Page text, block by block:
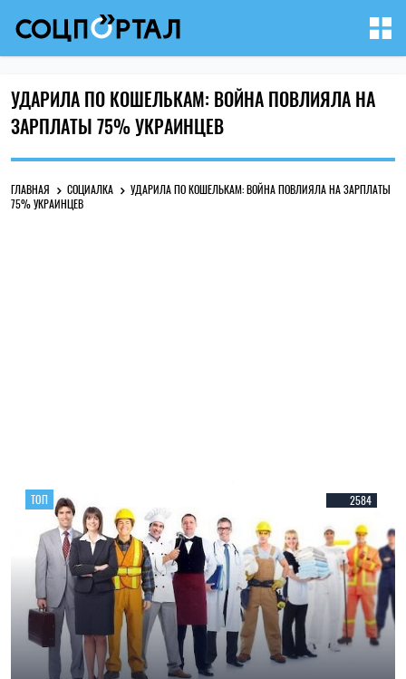
УДАРИЛА ПО КОШЕЛЬКАМ: ВОЙНА ПОВЛИЯЛА НА
ЗАРПЛАТЫ 75% УКРАИНЦЕВ
ГЛАВНАЯ СОЦИАЛКА
УДАРИЛА ПО КОШЕЛЬКАМ: ВОЙНА ПОВЛИЯЛА НА ЗАРПЛАТЫ
75% УКРАИНЦЕВ
2584
ТОП